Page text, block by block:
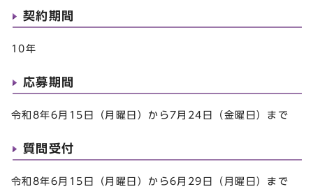
契約期間
10年
応募期間
令和8年6月15日（月曜日）から7月24日（金曜日）まで
質問受付
令和8年6月15日（月曜日）から6月29日（月曜日）まで